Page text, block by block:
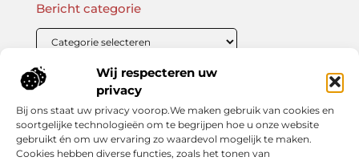
Wij respecteren uw
privacy
Bij ons staat uw privacy voorop.We maken gebruik van cookies en
soortgelijke technologieën om te begrijpen hoe u onze website
gebruikt én om uw ervaring zo waardevol mogelijk te maken.
Cookies hebben diverse functies, zoals het tonen van
Onze informatie
Bericht categorie